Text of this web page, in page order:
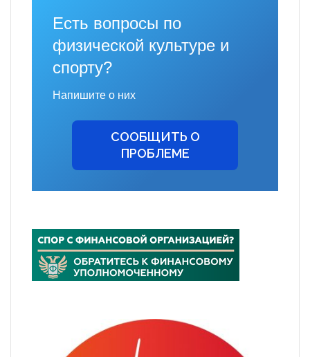
Есть вопросы по
физической культуре и
спорту?
Напишите о них
СООБЩИТЬ О
ПРОБЛЕМЕ